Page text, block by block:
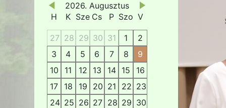
2026. Augusztus
H
K Sze Cs P Szo V
27 28 29 30 31 1
2
3
4 5 6 7 8
9
10
11 12 13 14 15
16
17
18 19 20 21 22 23
24 25 26 27 28 29 30